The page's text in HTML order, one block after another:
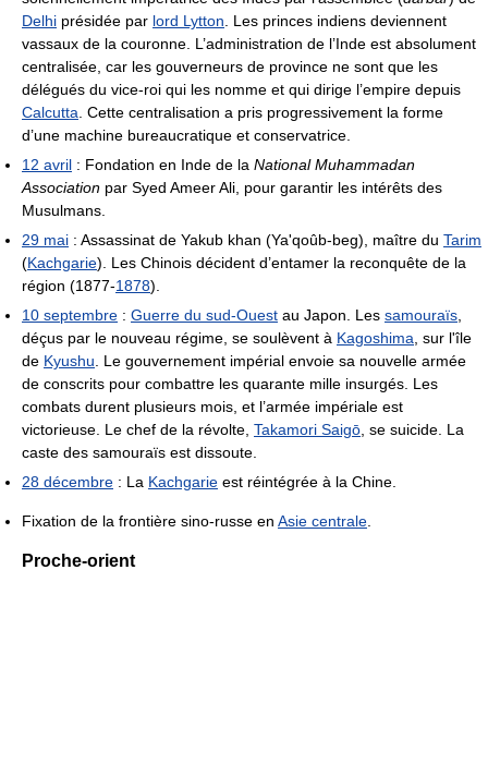
Delhi présidée par lord Lytton . Les princes indiens deviennent
vassaux de la couronne. L’administration de l’Inde est absolument
centralisée, car les gouverneurs de province ne sont que les
délégués du vice-roi qui les nomme et qui dirige l’empire depuis
Calcutta . Cette centralisation a pris progressivement la forme
d’une machine bureaucratique et conservatrice.
12 avril : Fondation en Inde de la National Muhammadan
Association par Syed Ameer Ali, pour garantir les intérêts des
Musulmans.
29 mai : Assassinat de Yakub khan (Ya'qoûb-beg), maître du Tarim
(Kachgarie). Les Chinois décident d’entamer la reconquête de la
région (1877-1878).
10 septembre : Guerre du sud-Ouest au Japon. Les samouraïs
déçus par le nouveau régime, se soulèvent à Kagoshima , sur l'île
de Kyushu . Le gouvernement impérial envoie sa nouvelle armée
de conscrits pour combattre les quarante mille insurgés. Les
combats durent plusieurs mois, et l’armée impériale est
victorieuse. Le chef de la révolte, Takamori Saigō , se suicide. La
caste des samouraïs est dissoute.
28 décembre : La Kachgarie est réintégrée à la Chine.
Fixation de la frontière sino-russe en Asie centrale
Proche-orient